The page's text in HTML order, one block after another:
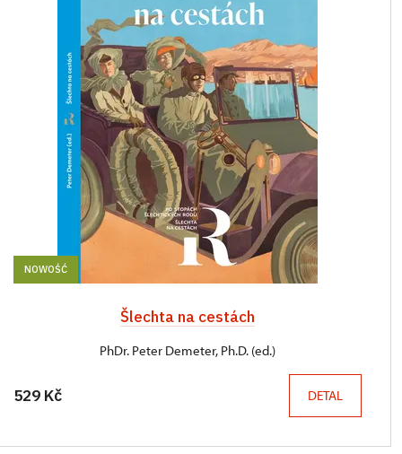
NOWOŚĆ
Šlechta na cestách
PhDr. Peter Demeter, Ph.D. (ed.)
529 Kč DETAL